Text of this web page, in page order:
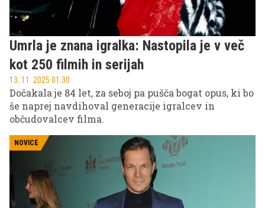
Umrla je znana igralka: Nastopila je v več
kot 250 filmih in serijah
13. 11. 2025 01.30
Dočakala je 84 let, za seboj pa pušča bogat opus, ki bo
še naprej navdihoval generacije igralcev in
občudovalcev filma.
NOVICE